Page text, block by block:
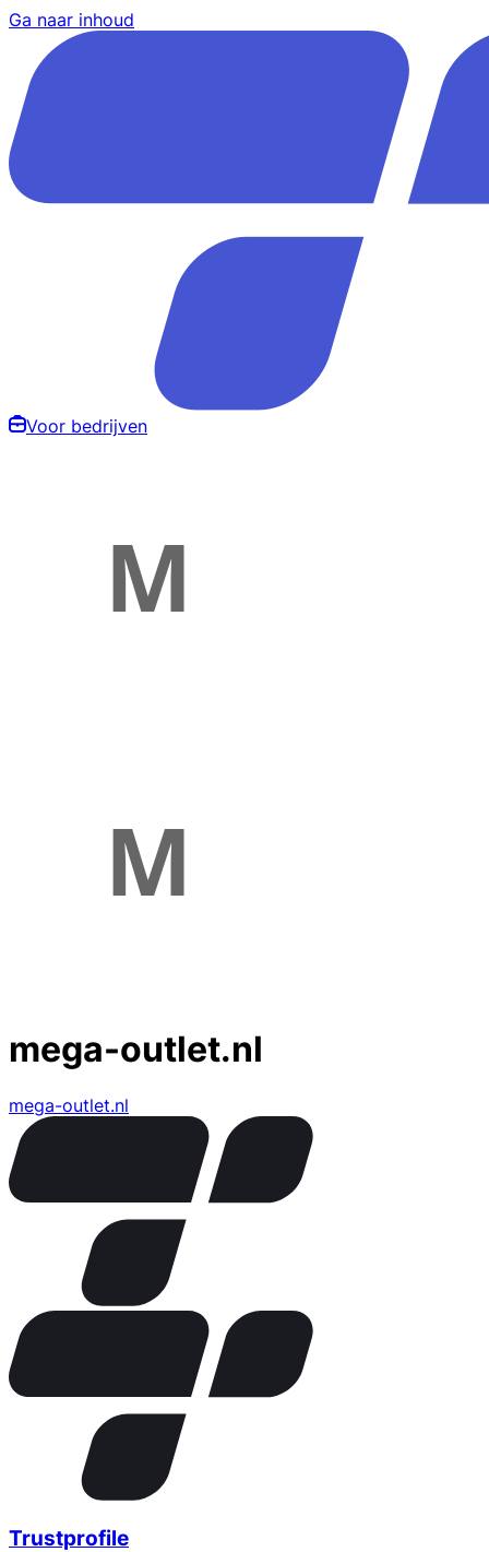
Ga naar inhoud
Voor bedrijven
mega-outlet.nl
mega-outlet.nl
Trustprofile